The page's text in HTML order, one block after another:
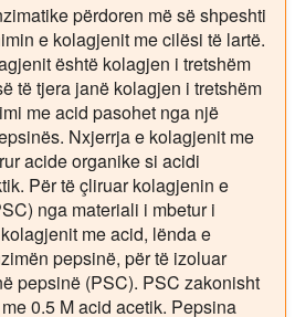
përdoren më së shpeshti
e kolagjenit me cilësi të lartë.
është kolagjen i tretshëm
të tjera janë kolagjen i tretshëm
me acid pasohet nga një
Nxjerrja e kolagjenit me
acide organike si acidi
Për të çliruar kolagjenin e
nga materiali i mbetur i
me acid, lënda e
pepsinë, për të izoluar
pepsinë (PSC). PSC zakonisht
0.5 M acid acetik. Pepsina